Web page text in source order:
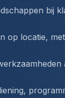
bij
op locatie,